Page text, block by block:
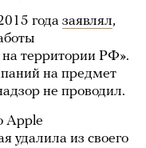
года заявлял,
территории РФ».
на предмет
не проводил.
Apple
удалила из своего